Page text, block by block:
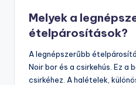
Melyek a
ételpárosítások?
A legnépszerűbb
Noir bor és a csirkehús. Ez a
csirkéhez. A halételek,